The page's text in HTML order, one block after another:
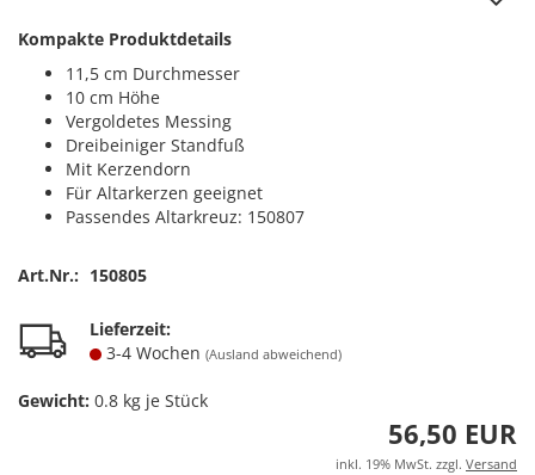
Kompakte Produktdetails
11,5 cm Durchmesser
10 cm Höhe
Vergoldetes Messing
Dreibeiniger Standfuß
Mit Kerzendorn
Für Altarkerzen geeignet
Passendes Altarkreuz: 150807
Art.Nr.: 150805
Lieferzeit:
3-4 Wochen (Ausland abweichend)
Gewicht: 0.8 kg je Stück
56,50 EUR
inkl. 19% MwSt. zzgl. Versand